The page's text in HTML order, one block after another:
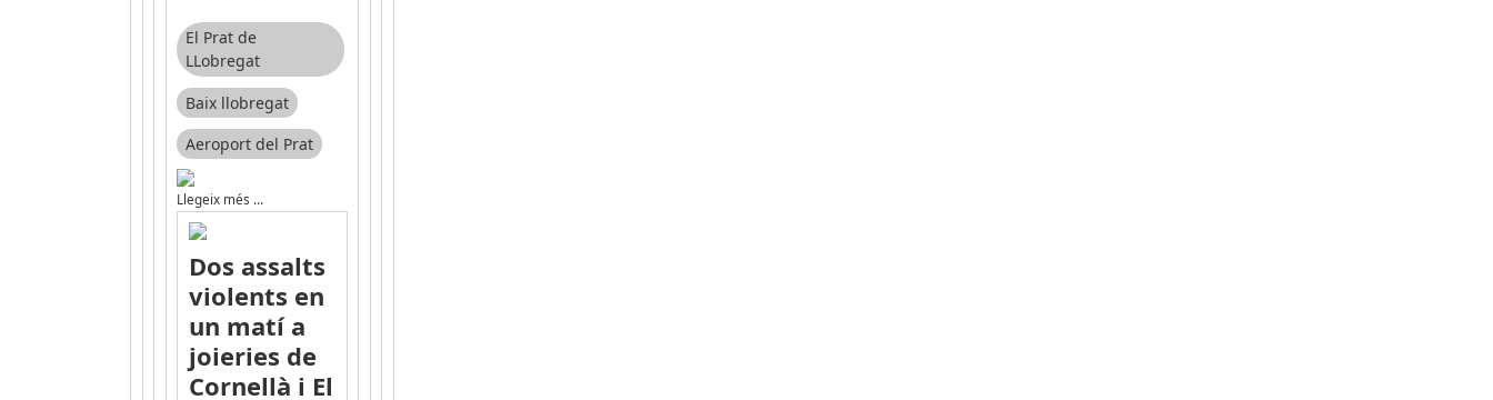
El Prat de
LLobregat
Baix llobregat
Aeroport del Prat
Llegeix més …
Dos assalts
violents en
un matí a
joieries de
Cornellà i El